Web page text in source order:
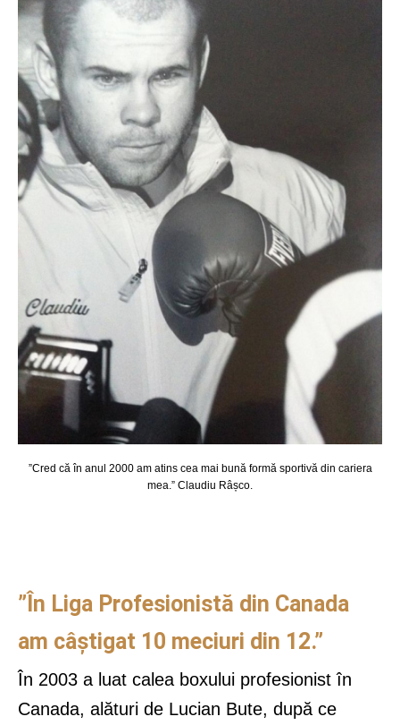
”Cred că în anul 2000 am atins cea mai bună formă sportivă din cariera
mea.” Claudiu Râșco.
”În Liga Profesionistă din Canada
am câștigat 10 meciuri din 12.”
În 2003 a luat calea boxului profesionist în
Canada, alături de Lucian Bute, după ce